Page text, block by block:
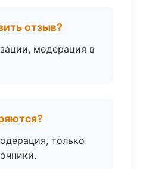
отзыв?
модерация в
только